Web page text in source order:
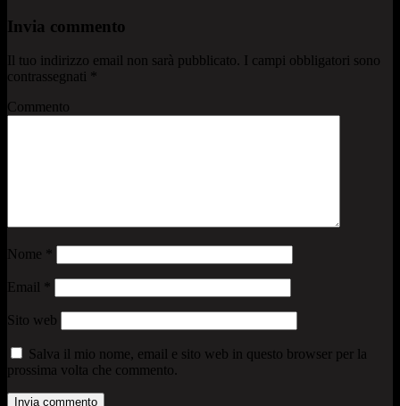
Invia commento
Il tuo indirizzo email non sarà pubblicato.
I campi obbligatori sono
contrassegnati
Commento
Nome
Email
Sito web
Salva il mio nome, email e sito web in questo browser per la
prossima volta che commento.